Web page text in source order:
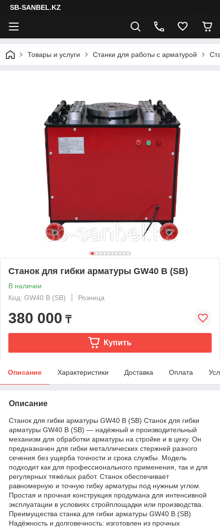
SB-SANBEL.KZ
Товары и услуги Станки для работы с арматурой
Станок для гибки арматуры GW40 B (SB)
В наличии
Код: GW40 B (SB)
Розница
380 000 ₸
Купить
Описание Характеристики Доставка Оплата
Описание
Станок для гибки арматуры GW40 B (SB) Станок для гибки
арматуры GW40 B (SB) — надёжный и производительный
механизм для обработки арматуры на стройке и в цеху. Он
предназначен для гибки металлических стержней разного
сечения без ущерба точности и срока службы. Модель
подходит как для профессионального применения, так и для
регулярных тяжёлых работ. Станок обеспечивает
равномерную и точную гибку арматуры под нужным углом.
Простая и прочная конструкция продумана для интенсивной
эксплуатации в условиях стройплощадки или производства.
Преимущества станка для гибки арматуры GW40 B (SB)
Надёжность и долговечность: изготовлен из прочных